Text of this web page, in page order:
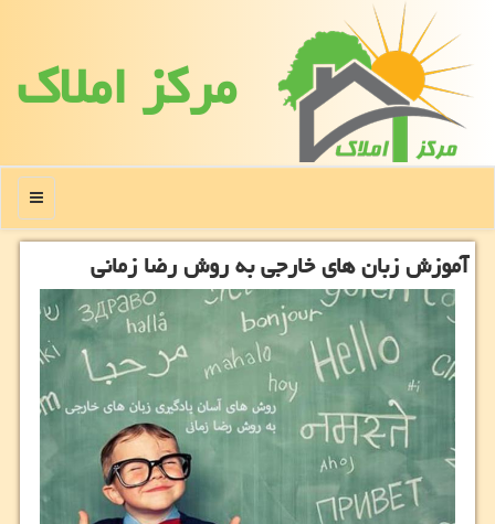
مركز املاك
منو
آموزش زبان های خارجی به روش رضا زمانی